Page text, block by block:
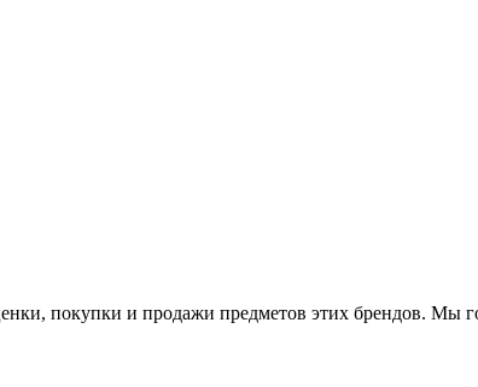
покупки и продажи предметов этих брендов. Мы